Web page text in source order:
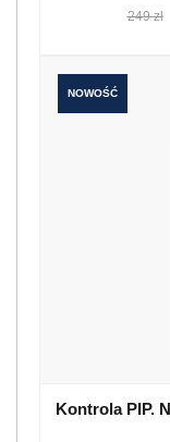
249 zł
NOWOŚĆ
Kontrola PIP.